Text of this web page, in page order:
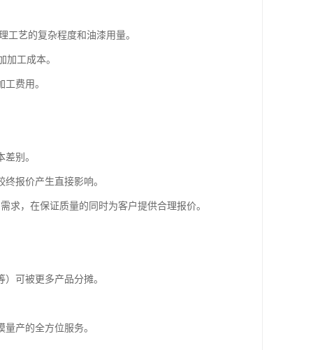
工艺的复杂程度和油漆用量。
工成本。
费用。
别。
报价产生直接影响。
求，在保证质量的同时为客户提供合理报价。
可被更多产品分摊。
产的全方位服务。